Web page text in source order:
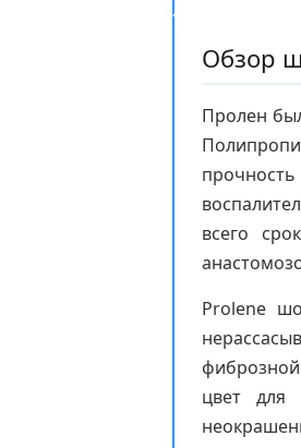
Обзор
Пролен
всего
Prolene
цвет для